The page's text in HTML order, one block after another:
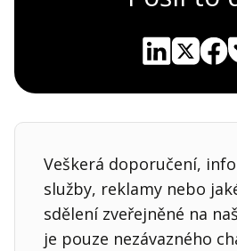
Veškerá doporučení,
služby, reklamy nebo
sdělení zveřejněné na
je pouze nezávazného